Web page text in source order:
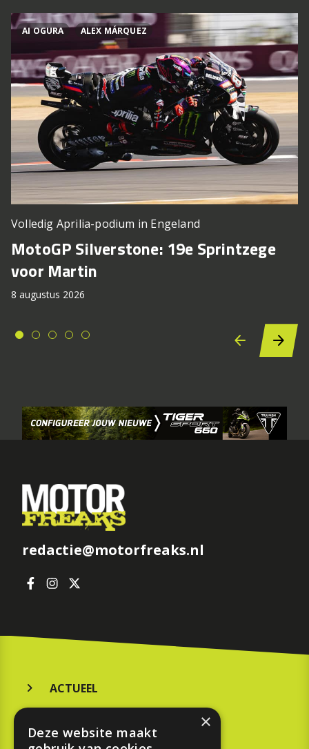
AI OGURA ALEX MÁRQUEZ
Volledig Aprilia-podium in Engeland
MotoGP Silverstone: 19e Sprintzege
voor Martin
8 augustus 2026
redactie@motorfreaks.nl
ACTUEEL
KOOPGIDS
×
Deze website maakt